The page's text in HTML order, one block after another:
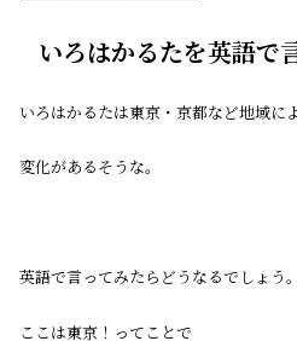
いろはかるたを英語で
いろはかるたは東京・京都など地域に
変化があるそうな。
英語で言ってみたらどうなるでしょう。
ここは東京！ってことで